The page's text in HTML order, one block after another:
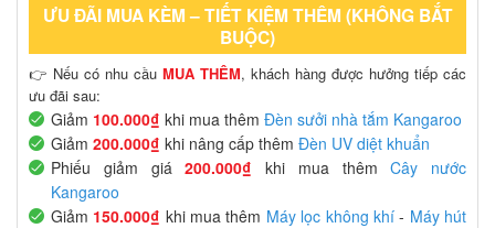
ƯU ĐÃI MUA KÈM – TIẾT KIỆM THÊM (KHÔNG BẮT
BUỘC)
👉 Nếu có nhu cầu MUA THÊM, khách hàng được hưởng tiếp các
ưu đãi sau:
Giảm 100.000₫ khi mua thêm Đèn sưởi nhà tắm Kangaroo
Giảm 200.000₫ khi nâng cấp thêm Đèn UV diệt khuẩn
Phiếu giảm giá200.000₫ khi mua thêmCây nước
Kangaroo
Giảm 150.000₫ khi mua thêm Máy lọc không khí- Máy hút